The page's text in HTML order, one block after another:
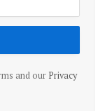
and our Privacy